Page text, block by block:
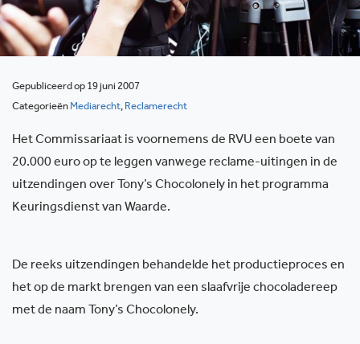
Gepubliceerd op 19 juni 2007
Categorieën Mediarecht, Reclamerecht
Het Commissariaat is voornemens de RVU een boete van
20.000 euro op te leggen vanwege reclame-uitingen in de
uitzendingen over Tony’s Chocolonely in het programma
Keuringsdienst van Waarde.
De reeks uitzendingen behandelde het productieproces en
het op de markt brengen van een slaafvrije chocoladereep
met de naam Tony’s Chocolonely.